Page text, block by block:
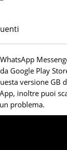
Google Play
versione GB
inoltre puoi
problema.